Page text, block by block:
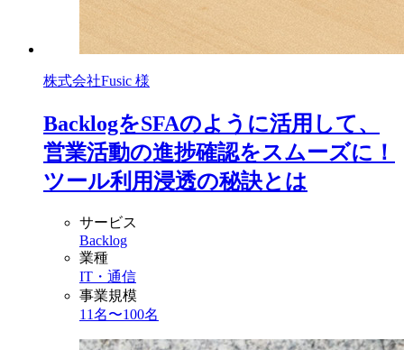
株式会社Fusic 様
BacklogをSFAのように活用して、
営業活動の進捗確認をスムーズに！
ツール利用浸透の秘訣とは
サービス
Backlog
業種
IT・通信
事業規模
11名〜100名